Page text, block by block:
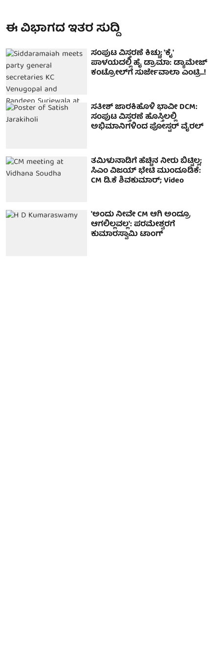
ಈ ವಿಭಾಗದ ಇತರ ಸುದ್ದಿ
ಸಂಪುಟ ವಿಸ್ತರಣೆ ಕಿಚ್ಚು; 'ಕೈ'
ಪಾಳಯದಲ್ಲಿ ಹೈ ಡ್ರಾಮಾ: ಡ್ಯಾಮೇಜ್
ಕಂಟ್ರೋಲ್‌ಗೆ ಸುರ್ಜೇವಾಲಾ ಎಂಟ್ರಿ..!
ಸತೀಶ್ ಜಾರಕಿಹೊಳಿ ಭಾವೀ DCM:
ಸಂಪುಟ ವಿಸ್ತರಣೆ ಹೊಸ್ತಿಲಲ್ಲಿ
ಅಭಿಮಾನಿಗಳಿಂದ ಪೋಸ್ಟರ್ ವೈರಲ್
ತಮಿಳುನಾಡಿಗೆ ಹೆಚ್ಚಿನ ನೀರು ಬಿಟ್ಟಿಲ್ಲ;
ಸಿಎಂ ವಿಜಯ್ ಭೇಟಿ ಮುಂದೂಡಿಕೆ:
CM ಡಿ.ಕೆ ಶಿವಕುಮಾರ್; Video
'ಅಂದು ನೀವೇ CM ಆಗಿ ಅಂದ್ರೂ
ಆಗಲಿಲ್ಲವಲ್ಲ': ಪರಮೇಶ್ವರಗೆ
ಕುಮಾರಸ್ವಾಮಿ ಟಾಂಗ್